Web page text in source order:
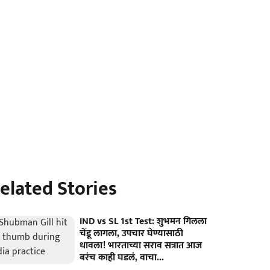
Stories
IND vs SL 1st Test: शुभमन गिलला
चेंडू लागला, उपचार घेण्यासाठी
धावला! भारताच्या सराव सत्रात आज
बरंच काही घडलं, वाचा...